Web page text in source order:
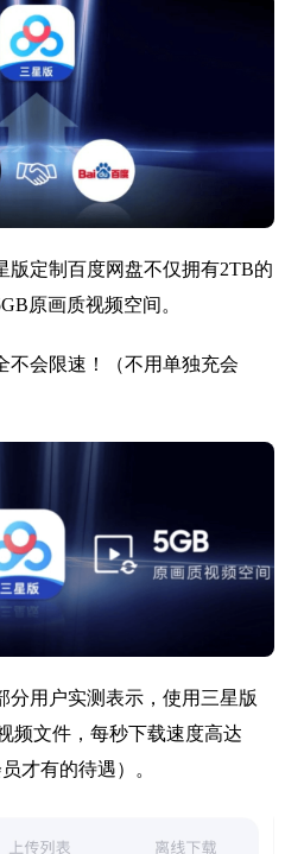
版定制百度网盘不仅拥有2TB的
原画质视频空间。
不会限速！（不用单独充会
分用户实测表示，使用三星版
频文件，每秒下载速度高达
才有的待遇）。